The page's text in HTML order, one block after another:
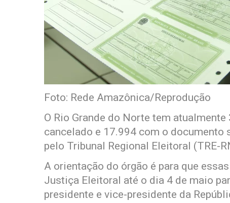
Foto: Rede Amazônica/Reprodução
O Rio Grande do Norte tem
cancelado e 17.994 com o documento
pelo Tribunal Regional Eleitoral (TRE-
A orientação do órgão é para que
Justiça Eleitoral até o dia 4 de maio
presidente e vice-presidente da